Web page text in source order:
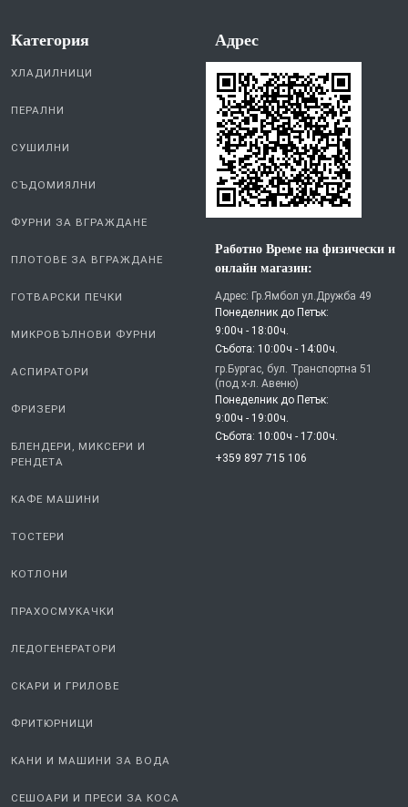
Категория
ХЛАДИЛНИЦИ
ПЕРАЛНИ
СУШИЛНИ
СЪДОМИЯЛНИ
ФУРНИ ЗА ВГРАЖДАНЕ
ПЛОТОВЕ ЗА ВГРАЖДАНЕ
ГОТВАРСКИ ПЕЧКИ
МИКРОВЪЛНОВИ ФУРНИ
АСПИРАТОРИ
ФРИЗЕРИ
БЛЕНДЕРИ, МИКСЕРИ И
РЕНДЕТА
КАФЕ МАШИНИ
ТОСТЕРИ
КОТЛОНИ
ПРАХОСМУКАЧКИ
ЛЕДОГЕНЕРАТОРИ
СКАРИ И ГРИЛОВЕ
ФРИТЮРНИЦИ
КАНИ И МАШИНИ ЗА ВОДА
СЕШОАРИ И ПРЕСИ ЗА КОСА
Aдрес
Работно Време на физически и
онлайн магазин:
Адрес: Гр.Ямбол ул.Дружба 49
Понеделник до Петък:
9:00ч - 18:00ч.
Събота: 10:00ч - 14:00ч.
гр.Бургас, бул. Транспортна 51
(под х-л. Авеню)
Понеделник до Петък:
9:00ч - 19:00ч.
Събота: 10:00ч - 17:00ч.
+359 897 715 106